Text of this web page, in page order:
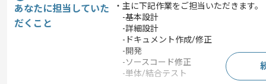
あなたに担当していた
だくこと
・主に下記作業をご担当いただきます。
-基本設計
-詳細設計
-ドキュメント作成/修正
-開発
-ソースコード修正
-単体/結合テスト